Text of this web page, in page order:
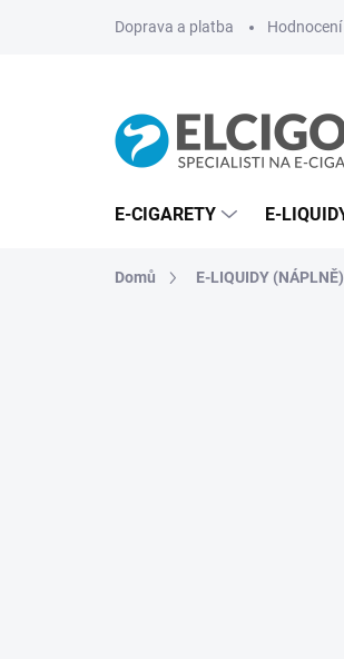
Doprava a platba
E-CIGARETY E-
Domů E-LIQUIDY (NÁPLNĚ)